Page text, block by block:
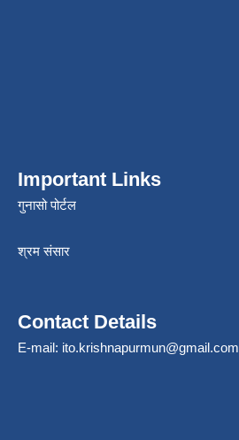
Important Links
गुनासो पोर्टल
श्रम संसार
Contact Details
E-mail: ito.krishnapurmun@gmail.com